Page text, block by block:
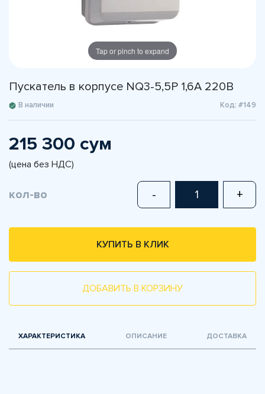
Tap or pinch to expand
Пускатель в корпусе NQ3-5,5P 1,6A 220В
В наличии Код: #149
215 300 сум
(цена без НДС)
кол-во - +
КУПИТЬ В КЛИК
ДОБАВИТЬ В КОРЗИНУ
ХАРАКТЕРИСТИКА ОПИСАНИЕ ДОСТАВКА